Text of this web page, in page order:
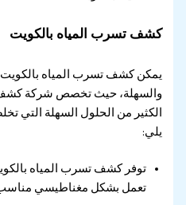
كشف تسرب المياه بالكويت
يمكن كشف تسرب المياه
والسهلة، حيث تخصص شركة كشف
الكثير من الحلول السهلة التي
يلي:
توفر كشف تسرب المياه
تعمل بشكل مغناطيسي مناسب